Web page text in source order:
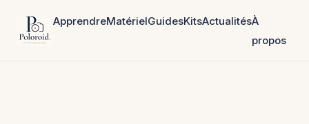
ApprendreMatérielGuidesKitsActualitésÀ
propos